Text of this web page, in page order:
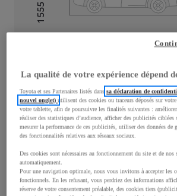
Hauteur1 555
Largeur
1 795mm
Consommation mixte
La qualité de votre expérience dépend
Toyota et ses Partenaires listés danssa déclaration de
nouvel onglet)utilisent des cookies ou traceurs déposés sur
votre tablette, afin de poursuivre les finalités suivantes :
réaliser des statistiques d’audience, afficher des publicités ciblées
mesurer la performance de ces publicités, utiliser des données
des fonctionnalités relatives aux réseaux sociaux.
Des cookies sont nécessaires au fonctionnement du site et de nos
automatiquement.
Pour une navigation optimale, nous vous invitons à accepter les
fonctionnels. En les refusant, vous perdriez des informations
réserve de votre consentement préalable, des cookies tiers